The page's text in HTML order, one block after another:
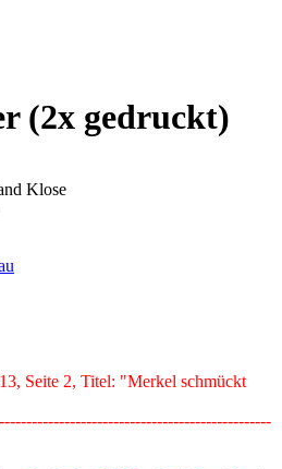
(2x gedruckt)
Klose
Seite 2, Titel: "Merkel schmückt